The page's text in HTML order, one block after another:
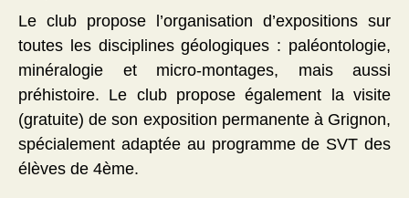
Le club propose l’organisation d’expositions sur
toutes les disciplines géologiques : paléontologie,
minéralogie et micro-montages, mais aussi
préhistoire. Le club propose également la visite
(gratuite) de son exposition permanente à Grignon,
spécialement adaptée au programme de SVT des
élèves de 4ème.